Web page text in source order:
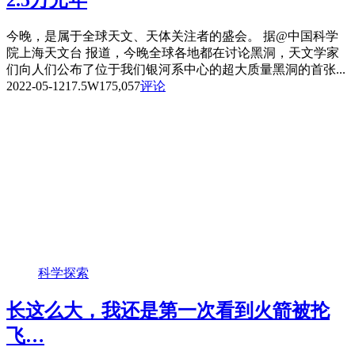
今晚，是属于全球天文、天体关注者的盛会。 据@中国科学
院上海天文台 报道，今晚全球各地都在讨论黑洞，天文学家
们向人们公布了位于我们银河系中心的超大质量黑洞的首张...
2022-05-1217.5W175,057评论
科学探索
长这么大，我还是第一次看到火箭被抡
飞…